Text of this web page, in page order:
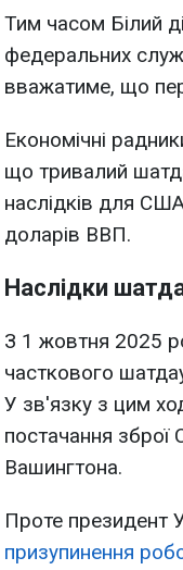
Тим часом Білий
федеральних
вважатиме, що
Економічні
що тривалий
наслідків для
доларів ВВП.
Наслідки
З 1 жовтня 2025
часткового
У зв'язку з цим
постачання зброї
Вашингтона.
Проте президент
призупинення